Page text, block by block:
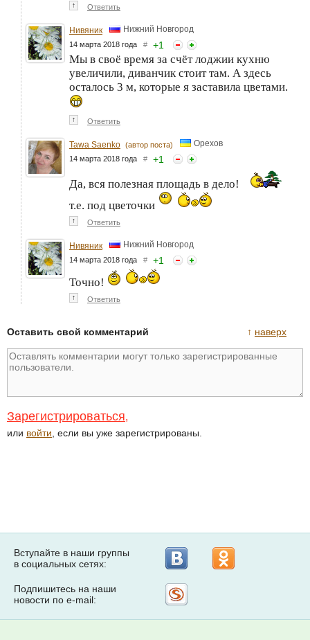
↑ Ответить
Нивяник Нижний Новгород
14 марта 2018 года # +1
Мы в своё время за счёт лоджии кухню
увеличили, диванчик стоит там. А здесь
осталось 3 м, которые я заставила цветами.
↑ Ответить
Tawa Saenko (автор поста) Орехов
14 марта 2018 года # +1
Да, вся полезная площадь в дело!
т.е. под цветочки
↑ Ответить
Нивяник Нижний Новгород
14 марта 2018 года # +1
Точно!
↑ Ответить
↑ наверх
Оставить свой комментарий
Зарегистрироваться,
или войти , если вы уже зарегистрированы.
Вступайте в наши группы
в социальных сетях:
Подпишитесь на наши
новости по e-mail: